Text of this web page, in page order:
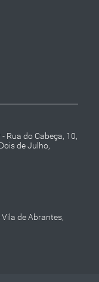
- Rua do Cabeça, 10,
de Julho,
Vila de Abrantes,